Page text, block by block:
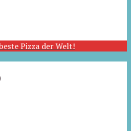
Pizza der Welt!